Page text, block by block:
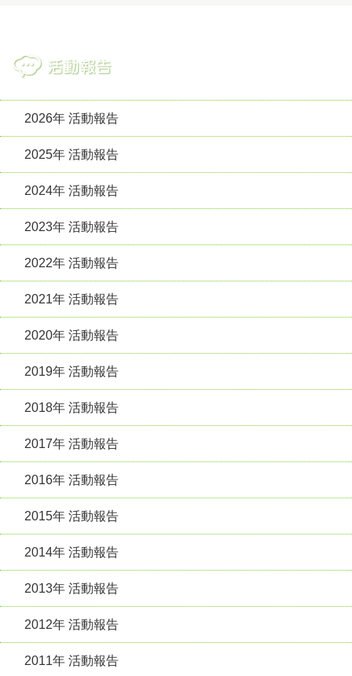
2026年 活動報告
2025年 活動報告
2024年 活動報告
2023年 活動報告
2022年 活動報告
2021年 活動報告
2020年 活動報告
2019年 活動報告
2018年 活動報告
2017年 活動報告
2016年 活動報告
2015年 活動報告
2014年 活動報告
2013年 活動報告
2012年 活動報告
2011年 活動報告